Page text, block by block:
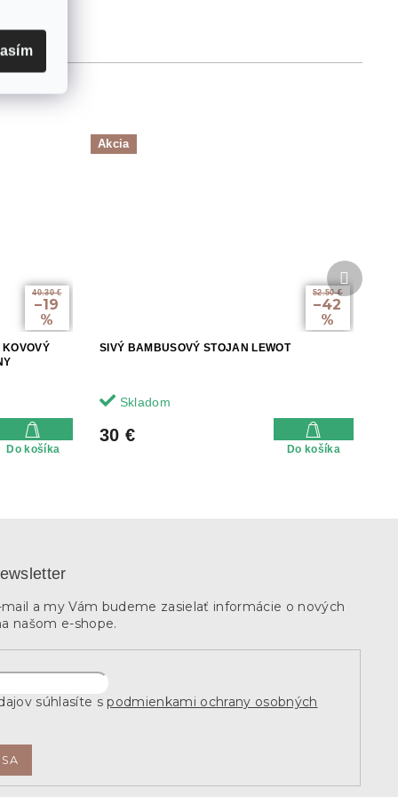
40.30 €
–19
%
Do košíka
Akcia
52.50 €
–42
%
SIVÝ BAMBUSOVÝ STOJAN LEWOT
Skladom
30 €
Do košíka
Ďalší
produkt
a my Vám budeme zasielať informácie o nových
našom e-shope.
súhlasíte spodmienkami ochrany osobných
SA